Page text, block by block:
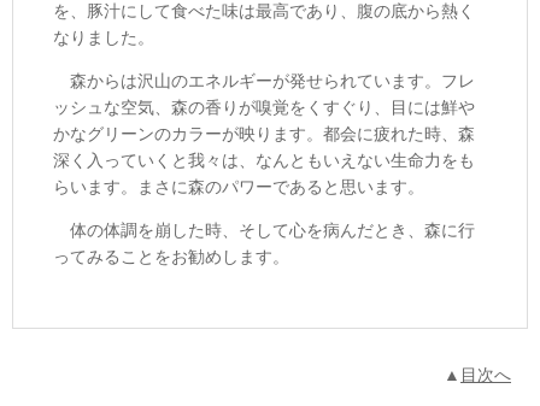
を、豚汁にして食べた味は最高であり、腹の底から熱く
なりました。
森からは沢山のエネルギーが発せられています。フレ
ッシュな空気、森の香りが嗅覚をくすぐり、目には鮮や
かなグリーンのカラーが映ります。都会に疲れた時、森
深く入っていくと我々は、なんともいえない生命力をも
らいます。まさに森のパワーであると思います。
体の体調を崩した時、そして心を病んだとき、森に行
ってみることをお勧めします。
▲ 目次へ